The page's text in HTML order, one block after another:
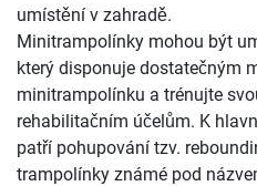
umístění v zahradě.
Minitrampolínky mohou být
který disponuje dostatečným
minitrampolínku a trénujte
rehabilitačním účelům. K
patří pohupování tzv.
trampolínky známé pod